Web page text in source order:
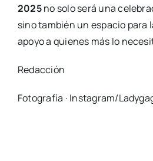
2025no solo será una
sino también un espacio para
apoyo a quienes más lo
Redacción
Fotografía · Instagram/